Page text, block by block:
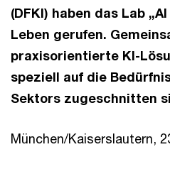
(DFKI) haben das Lab
Leben gerufen.
praxisorientierte KI-
speziell auf die
Sektors zugeschnitten
München/Kaiserslautern,